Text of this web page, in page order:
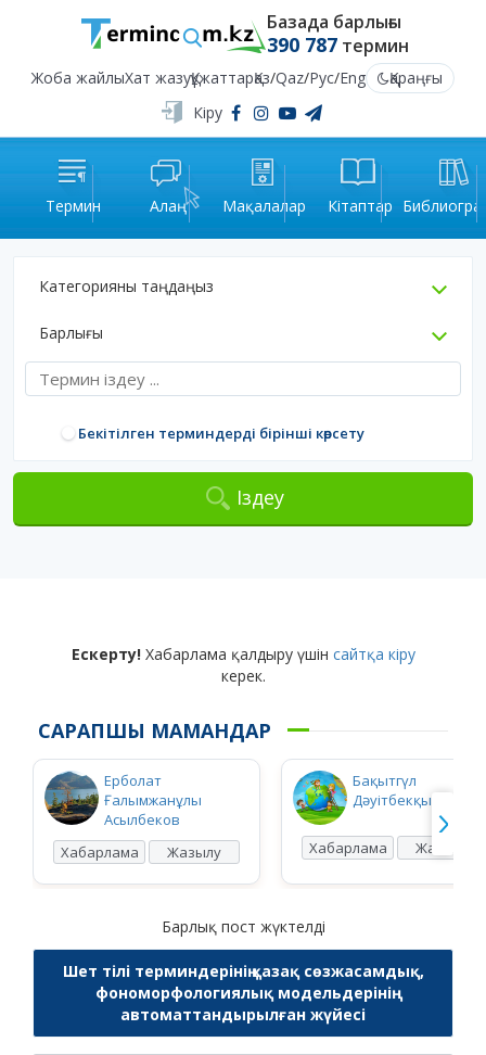
Базада барлығы
390 787термин
Жоба жайлыХат жазуҚұжаттарҚаз/Qaz/Рус/Eng
Қараңғы
Кіру
Термин Алаң Мақалалар Кітаптар
Категорияны таңдаңыз
Барлығы
Бекітілген терминдерді бірінші көрсету
Іздеу
Ескерту!Хабарлама қалдыру үшін сайтқа кіру
керек.
САРАПШЫ МАМАНДАР
Ерболат
Ғалымжанұлы
Асылбеков
Хабарлама
Жазылу
Бақытгүл
Дәуітбекқызы
Хабарлама Жазылу
Барлық пост жүктелді
Шет тілі терминдерінің қазақ сөзжасамдық,
фономорфологиялық модельдерінің
автоматтандырылған жүйесі